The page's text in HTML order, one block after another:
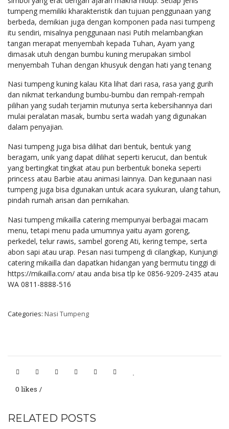
tumpeng memiliki kharakteristik dan tujuan penggunaan yang
berbeda, demikian juga dengan komponen pada nasi tumpeng
itu sendiri, misalnya penggunaan nasi Putih melambangkan
tangan merapat menyembah kepada Tuhan, Ayam yang
dimasak utuh dengan bumbu kuning merupakan simbol
menyembah Tuhan dengan khusyuk dengan hati yang tenang
Nasi tumpeng kuning kalau Kita lihat dari rasa, rasa yang gurih
dan nikmat terkandung bumbu-bumbu dan rempah-rempah
pilihan yang sudah terjamin mutunya serta kebersihannya dari
mulai peralatan masak, bumbu serta wadah yang digunakan
dalam penyajian.
Nasi tumpeng juga bisa dilihat dari bentuk, bentuk yang
beragam, unik yang dapat dilihat seperti kerucut, dan bentuk
yang bertingkat tingkat atau pun berbentuk boneka seperti
princess atau Barbie atau animasi lainnya. Dan kegunaan nasi
tumpeng juga bisa dgunakan untuk acara syukuran, ulang tahun,
pindah rumah arisan dan pernikahan.
Nasi tumpeng mikailla catering mempunyai berbagai macam
menu, tetapi menu pada umumnya yaitu ayam goreng,
perkedel, telur rawis, sambel goreng Ati, kering tempe, serta
abon sapi atau urap. Pesan nasi tumpeng di cilangkap, Kunjungi
catering mikailla dan dapatkan hidangan yang bermutu tinggi di
https://mikailla.com/ atau anda bisa tlp ke 0856-9209-2435 atau
WA 0811-8888-516
Categories: Nasi Tumpeng
0 likes
RELATED POSTS